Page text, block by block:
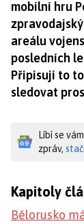
mobilní hru
areálu
posledních
Připisují to
sledovat
Líbí se
zpráv,
Kapitoly
Bělorusko